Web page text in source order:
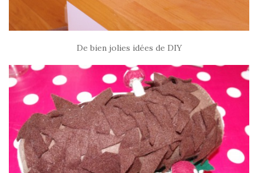
De bien jolies idées de DIY